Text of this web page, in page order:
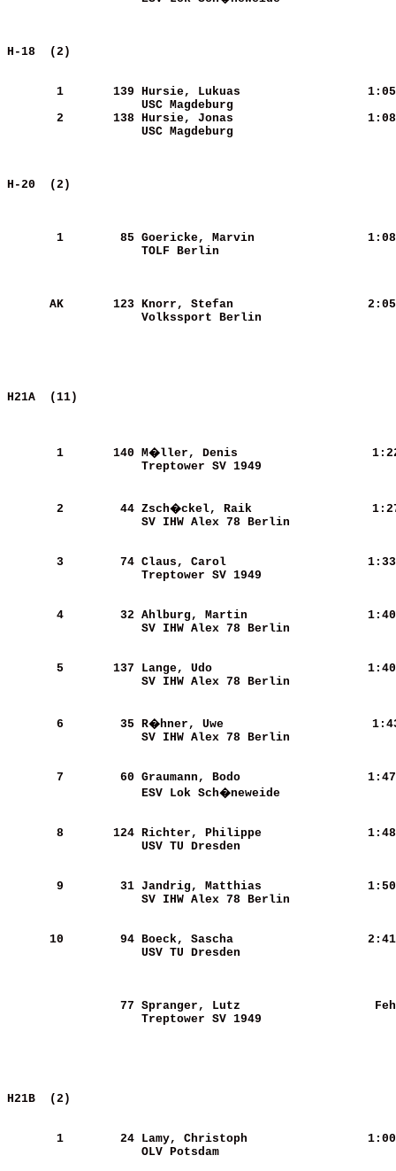
H-18
       1
      139
Hursie, Lukuas
USC Magdeburg
       2
      138
Hursie, Jonas
USC Magdeburg
H-20
       1
       85
Goericke, Marvin
TOLF Berlin
      AK
      123
Knorr, Stefan
Volkssport Berlin
H21A
       1
      140
M�ller, Denis
Treptower SV 1949
       2
       44
Zsch�ckel, Raik
SV IHW Alex 78 Berlin
       3
       74
Claus, Carol
Treptower SV 1949
       4
       32
Ahlburg, Martin
SV IHW Alex 78 Berlin
       5
      137
Lange, Udo
SV IHW Alex 78 Berlin
       6
       35
R�hner, Uwe
SV IHW Alex 78 Berlin
       7
       60
Graumann, Bodo
ESV Lok Sch�neweide
       8
      124
Richter, Philippe
USV TU Dresden
       9
       31
Jandrig, Matthias
SV IHW Alex 78 Berlin
      10
       94
Boeck, Sascha
USV TU Dresden
       77
Spranger, Lutz
Treptower SV 1949
H21B
       1
       24
Lamy, Christoph
OLV Potsdam